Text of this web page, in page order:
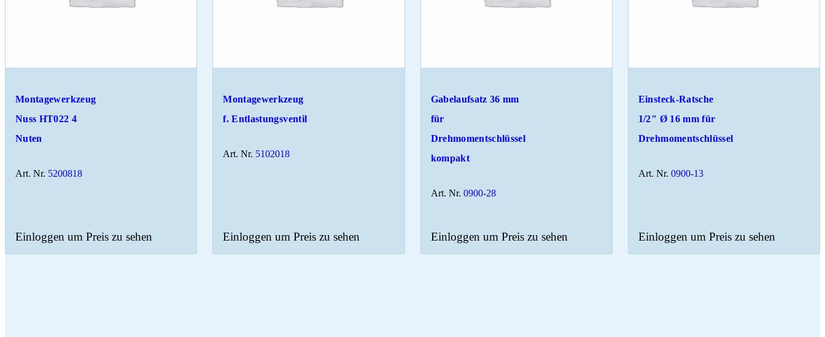
Montagewerkzeug
Nuss HT022 4
Nuten
Art. Nr. 5200818
Einloggen um Preis zu sehen
Montagewerkzeug
f. Entlastungsventil
Art. Nr. 5102018
Einloggen um Preis zu sehen
Gabelaufsatz 36 mm
für
Drehmomentschlüssel
kompakt
Art. Nr. 0900-28
Einloggen um Preis zu sehen
Einsteck-Ratsche
1/2" Ø 16 mm für
Drehmomentschlüssel
Art. Nr. 0900-13
Einloggen um Preis zu sehen